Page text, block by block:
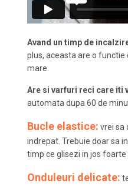
Avand un timp de
plus, aceasta are o
mare.
Are si varfuri reci care iti
automata dupa 60 de
Bucle elastice: vrei sa
indrepat. Trebuie doar sa
timp ce glisezi in jos foarte
Onduleuri delicate: